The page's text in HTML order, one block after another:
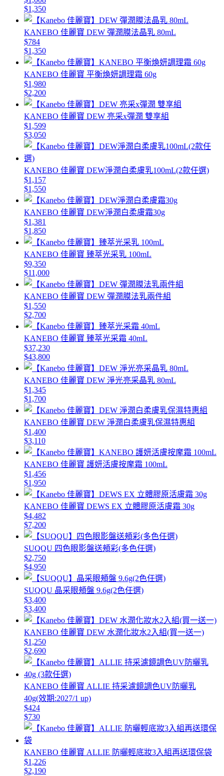
$1,350
KANEBO 佳麗寶 DEW 彈潤膜法晶乳 80mL
$784
$1,350
KANEBO 佳麗寶 平衡煥妍調理霜 60g
$1,980
$2,200
KANEBO 佳麗寶 DEW 亮采x彈潤 雙享組
$1,599
$3,050
KANEBO 佳麗寶 DEW淨潤白柔膚乳100mL(2款任選)
$1,157
$1,550
KANEBO 佳麗寶 DEW淨潤白柔膚霜30g
$1,381
$1,850
KANEBO 佳麗寶 臻萃光采乳 100mL
$9,350
$11,000
KANEBO 佳麗寶 DEW 彈潤膜法乳兩件組
$1,550
$2,700
KANEBO 佳麗寶 臻萃光采霜 40mL
$37,230
$43,800
KANEBO 佳麗寶 DEW 淨光亮采晶乳 80mL
$1,345
$1,700
KANEBO 佳麗寶 DEW 淨潤白柔膚乳保濕特惠組
$1,400
$3,110
KANEBO 佳麗寶 護妍活膚按摩霜 100mL
$1,456
$1,950
KANEBO 佳麗寶 DEWS EX 立體膠原活膚霜 30g
$4,482
$7,200
SUQQU 四色眼影盤送頰彩(多色任選)
$2,750
$4,950
SUQQU 晶采眼頰盤 9.6g(2色任選)
$3,400
$3,400
KANEBO 佳麗寶 DEW 水潤化妝水2入組(買一送一)
$1,250
$2,690
KANEBO 佳麗寶 ALLIE 持采濾鏡調色UV防曬乳
40g(效期:2027/1 up)
$424
$730
KANEBO 佳麗寶 ALLIE 防曬輕底妝3入組再送環保袋
$1,226
$2,190